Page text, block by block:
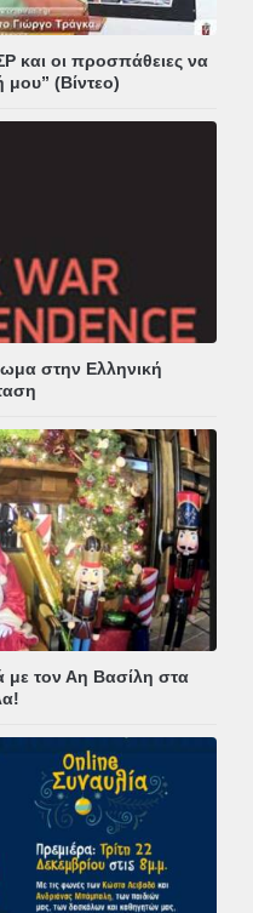
και οι προσπάθειες να
(Βίντεο)
στην Ελληνική
με τον Αη Βασίλη στα